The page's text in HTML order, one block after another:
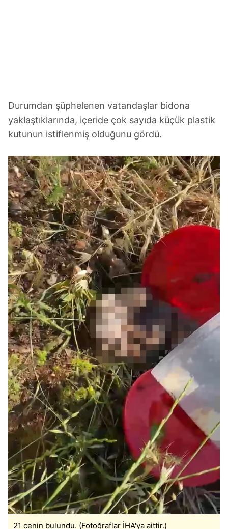
Durumdan şüphelenen vatandaşlar bidona
yaklaştıklarında, içeride çok sayıda küçük plastik
kutunun istiflenmiş olduğunu gördü.
21 cenin bulundu. (Fotoğraflar İHA'ya aittir.)